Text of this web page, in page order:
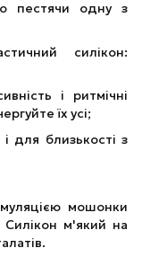
пестячи одну з
силікон:
і ритмічні
їх усі;
для близькості з
мошонки
м'який на